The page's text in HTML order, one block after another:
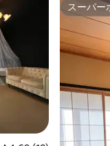
スーパー
スーパー